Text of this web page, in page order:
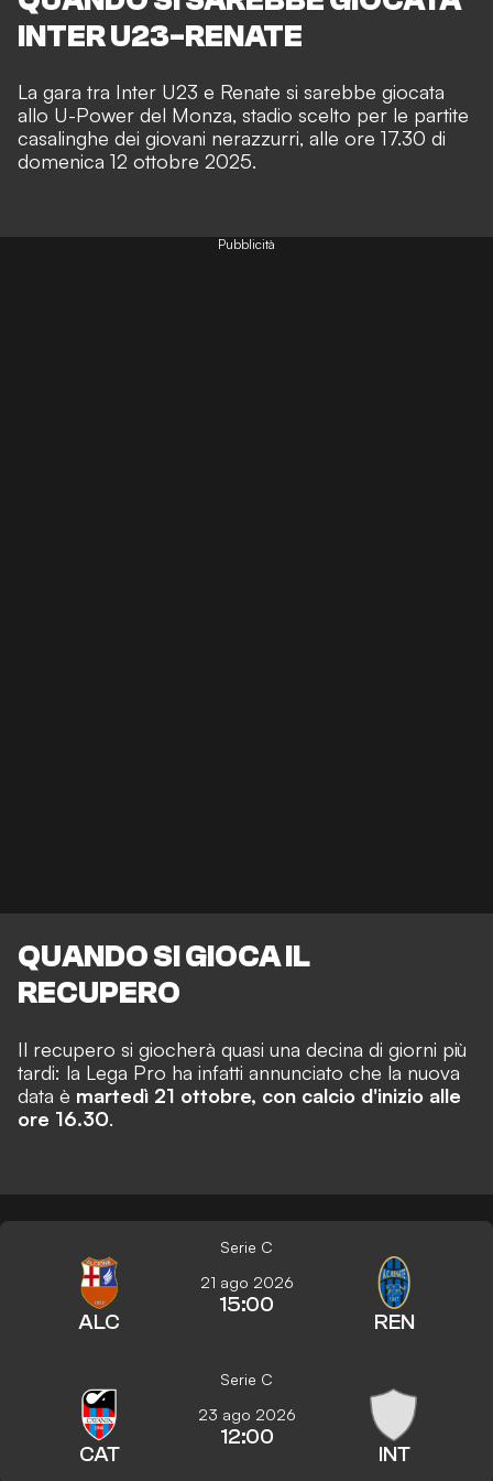
INTER U23-RENATE
La gara tra Inter U23 e Renate si sarebbe giocata
allo U-Power del Monza, stadio scelto per le partite
casalinghe dei giovani nerazzurri, alle ore 17.30 di
domenica 12 ottobre 2025.
Pubblicità
QUANDO SI GIOCA IL
RECUPERO
Il recupero si giocherà quasi una decina di giorni più
tardi: la Lega Pro ha infatti annunciato che la nuova
data è martedì 21 ottobre, con calcio d'inizio alle
ore 16.30.
Serie C
ALC
21 ago 2026
15:00
REN
Serie C
CAT
23 ago 2026
12:00
INT